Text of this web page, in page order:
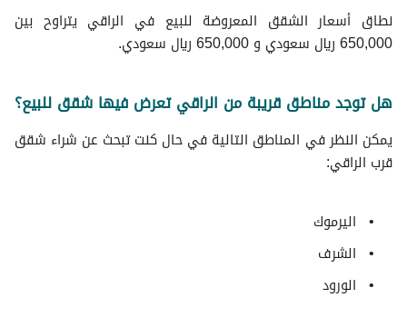
نطاق أسعار الشقق المعروضة للبيع في الراقي يتراوح بين
650,000 ريال سعودي و 650,000 ريال سعودي.
هل توجد مناطق قريبة من الراقي تعرض فيها شقق للبيع؟
يمكن النظر في المناطق التالية في حال كنت تبحث عن شراء شقق
قرب الراقي:
اليرموك
الشرف
الورود